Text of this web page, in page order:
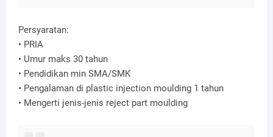
Persyaratan:
• PRIA
• Umur maks 30 tahun
• Pendidikan min SMA/SMK
• Pengalaman di plastic injection moulding 1 tahun
• Mengerti jenis-jenis reject part moulding